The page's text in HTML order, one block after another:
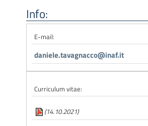
Info:
E-mail:
daniele.tavagnacco@inaf.it
Curriculum vitae:
(14.10.2021)